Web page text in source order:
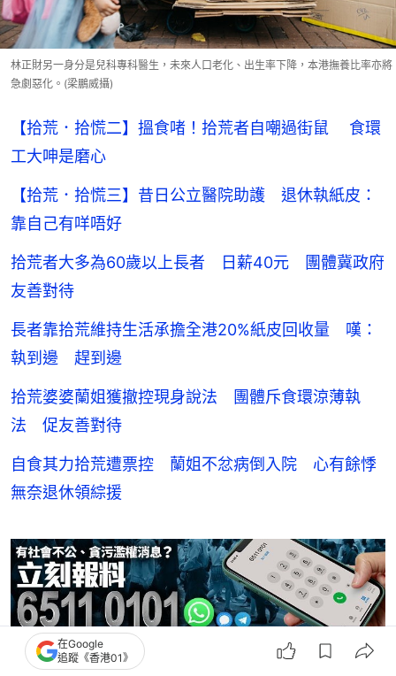
林正財另一身分是兒科專科醫生，未來人口老化、出生率下降，本港撫養比率亦將
急劇惡化。(梁鵬威攝)
【拾荒．拾慌二】搵食啫！拾荒者自嘲過街鼠 食環
工大呻是磨心
【拾荒．拾慌三】昔日公立醫院助護 退休執紙皮：
靠自己有咩唔好
拾荒者大多為60歲以上長者 日薪40元 團體冀政府
友善對待
長者靠拾荒維持生活承擔全港20%紙皮回收量 嘆：
執到邊 趕到邊
拾荒婆婆蘭姐獲撤控現身說法 團體斥食環涼薄執
法 促友善對待
自食其力拾荒遭票控 蘭姐不忿病倒入院 心有餘悸
無奈退休領綜援
在Google
追蹤《香港01》